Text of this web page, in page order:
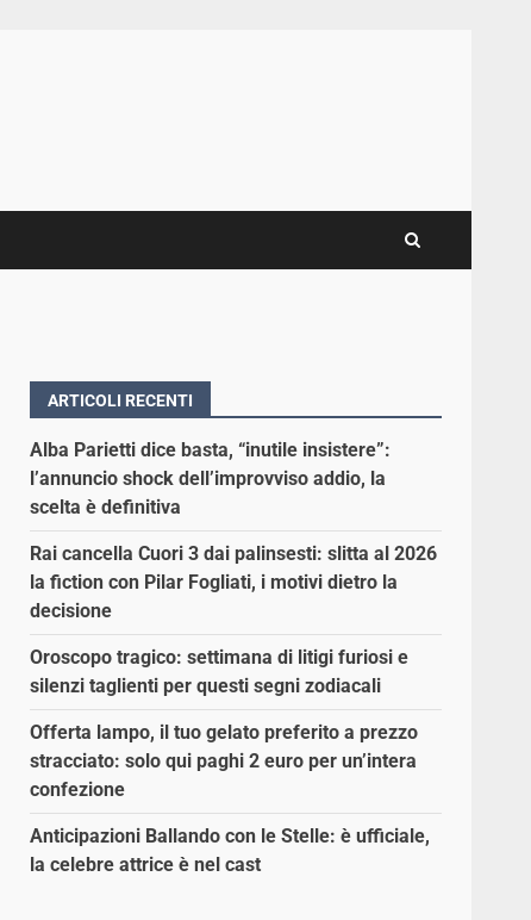
ARTICOLI RECENTI
Alba Parietti dice basta, “inutile insistere”:
l’annuncio shock dell’improvviso addio, la
scelta è definitiva
Rai cancella Cuori 3 dai palinsesti: slitta al 2026
la fiction con Pilar Fogliati, i motivi dietro la
decisione
Oroscopo tragico: settimana di litigi furiosi e
silenzi taglienti per questi segni zodiacali
Offerta lampo, il tuo gelato preferito a prezzo
stracciato: solo qui paghi 2 euro per un’intera
confezione
Anticipazioni Ballando con le Stelle: è ufficiale,
la celebre attrice è nel cast